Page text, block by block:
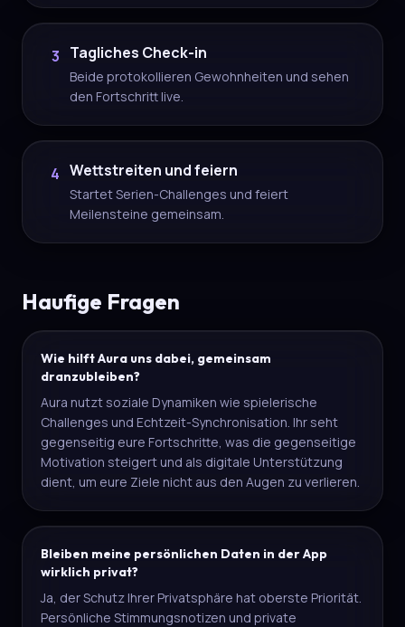
3 Tagliches Check-in
Beide protokollieren Gewohnheiten und sehen
den Fortschritt live.
4 Wettstreiten und feiern
Startet Serien-Challenges und feiert
Meilensteine gemeinsam.
Haufige Fragen
Wie hilft Aura uns dabei, gemeinsam
dranzubleiben?
Aura nutzt soziale Dynamiken wie spielerische
Challenges und Echtzeit-Synchronisation. Ihr seht
gegenseitig eure Fortschritte, was die gegenseitige
Motivation steigert und als digitale Unterstützung
dient, um eure Ziele nicht aus den Augen zu verlieren.
Bleiben meine persönlichen Daten in der App
wirklich privat?
Ja, der Schutz Ihrer Privatsphäre hat oberste Priorität.
Persönliche Stimmungsnotizen und private